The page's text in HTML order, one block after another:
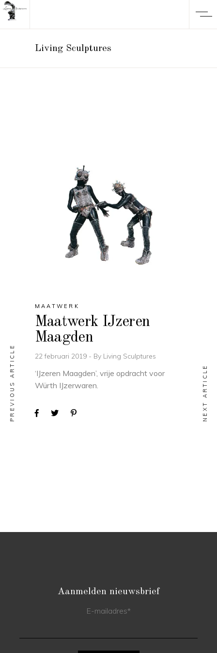
Living Sculptures
MAATWERK
Maatwerk IJzeren
Maagden
22 februari 2019 By Living Sculptures
‘IJzeren Maagden’, vrije opdracht voor
Würth IJzerwaren.
PREVIOUS ARTICLE NEXT ARTICLE
Aanmelden nieuwsbrief
E-mailadres*